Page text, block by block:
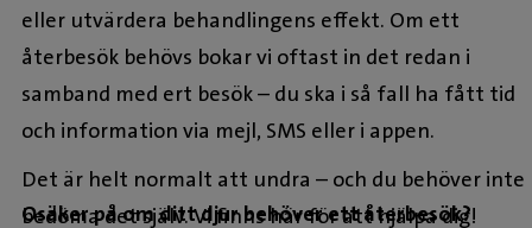
eller utvärdera behandlingens effekt. Om ett
återbesök behövs bokar vi oftast in det redan i
samband med ert besök – du ska i så fall ha fått tid
och information via mejl, SMS eller i appen.
Osäker på om ditt djur behöver ett återbesök?
Det är helt normalt att undra – och du behöver inte
bedöma det själv. Vi finns här för att hjälpa dig!